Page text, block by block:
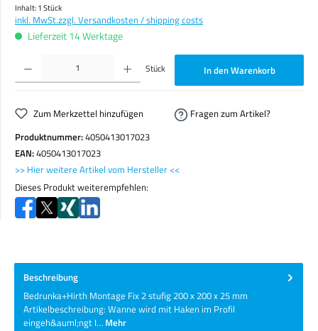
Inhalt:1 Stück
inkl. MwSt.zzgl. Versandkosten / shipping costs
Lieferzeit 14 Werktage
Produkt Anzahl: Gib den gewünschten Wert ein oder benutze die Schaltflächen um die Anzahl zu
Stück In den Warenkorb
Zum Merkzettel hinzufügen
Fragen zum Artikel?
Produktnummer:4050413017023
EAN:4050413017023
>> Hier weitere Artikel vom Hersteller <<
Dieses Produkt weiterempfehlen:
Beschreibung
Bedrunka+Hirth Montage Fix 2 stufig 200 x 200 x 25 mm
Artikelbeschreibung: Wanne wird mit Haken im Profil
eingeh&auml;ngt I… Mehr